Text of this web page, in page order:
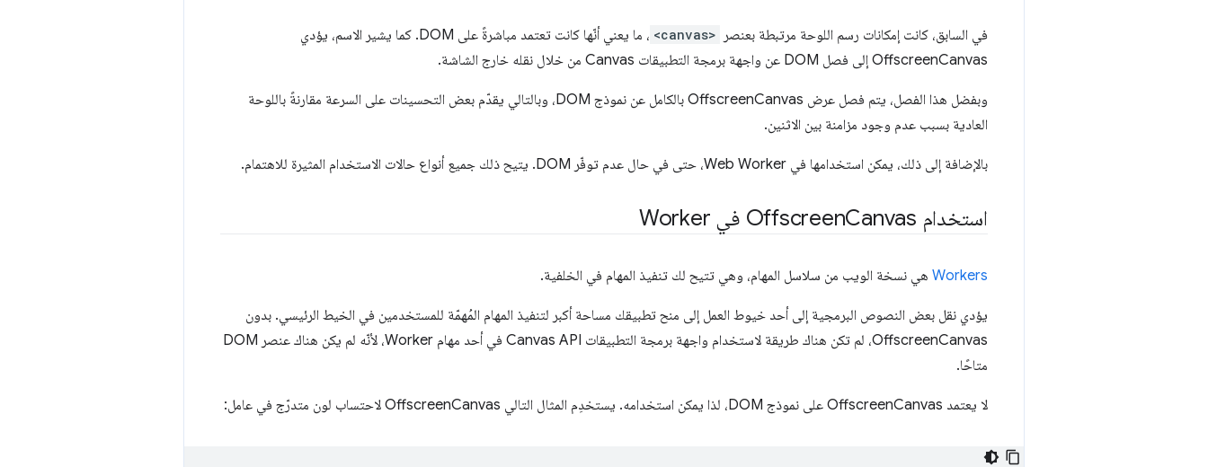
في السابق، كانت إمكانات رسم اللوحة مرتبطة بعنصر <canvas>
، ما يعني أنّها كانت تعتمد مباشرةً على DOM. كما يشير الاسم، يؤدي
OffscreenCanvas إلى فصل DOM عن واجهة برمجة التطبيقات Canvas من خلال نقله خارج الشاشة.
وبفضل هذا الفصل، يتم فصل عرض OffscreenCanvas بالكامل عن نموذج DOM، وبالتالي يقدّم بعض التحسينات على السرعة مقارنةً باللوحة
العادية بسبب عدم وجود مزامنة بين الاثنين.
بالإضافة إلى ذلك، يمكن استخدامها في Web Worker، حتى في حال عدم توفّر DOM. يتيح ذلك جميع أنواع حالات الاستخدام المثيرة للاهتمام.
استخدام Offscreen Canvas في Worker
Workers هي نسخة الويب من سلاسل المهام، وهي تتيح لك تنفيذ المهام في الخلفية.
يؤدي نقل بعض النصوص البرمجية إلى أحد خيوط العمل إلى منح تطبيقك مساحة أكبر لتنفيذ المهام المُهمّة للمستخدمين في الخيط الرئيسي. بدون
OffscreenCanvas، لم تكن هناك طريقة لاستخدام واجهة برمجة التطبيقات Canvas API في أحد مهام Worker، لأنّه لم يكن هناك عنصر DOM
متاحًا.
لا يعتمد OffscreenCanvas على نموذج DOM، لذا يمكن استخدامه. يستخدِم المثال التالي OffscreenCanvas لاحتساب لون متدرّج في عامل: